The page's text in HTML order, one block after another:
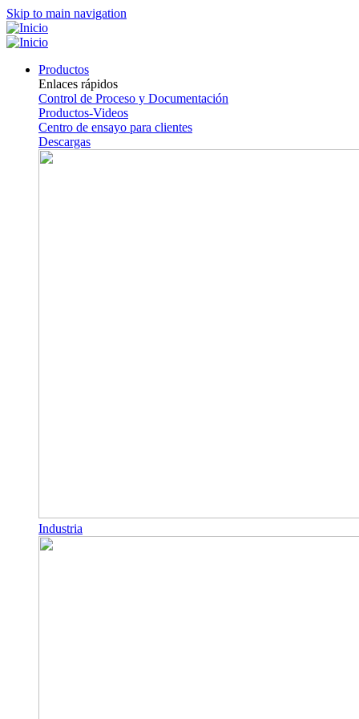
Skip to main navigation
Productos
Enlaces rápidos
Control de Proceso y Documentación
Productos-Videos
Centro de ensayo para clientes
Descargas
Industria